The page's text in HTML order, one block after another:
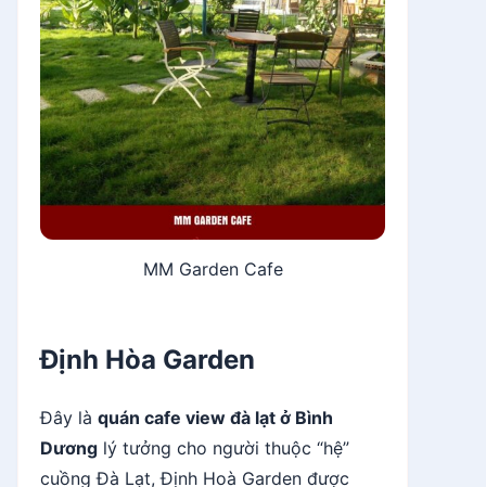
MM Garden Cafe
Định Hòa Garden
Đây là quán cafe view đà lạt ở Bình
Dương lý tưởng cho người thuộc “hệ”
cuồng Đà Lạt, Định Hoà Garden được